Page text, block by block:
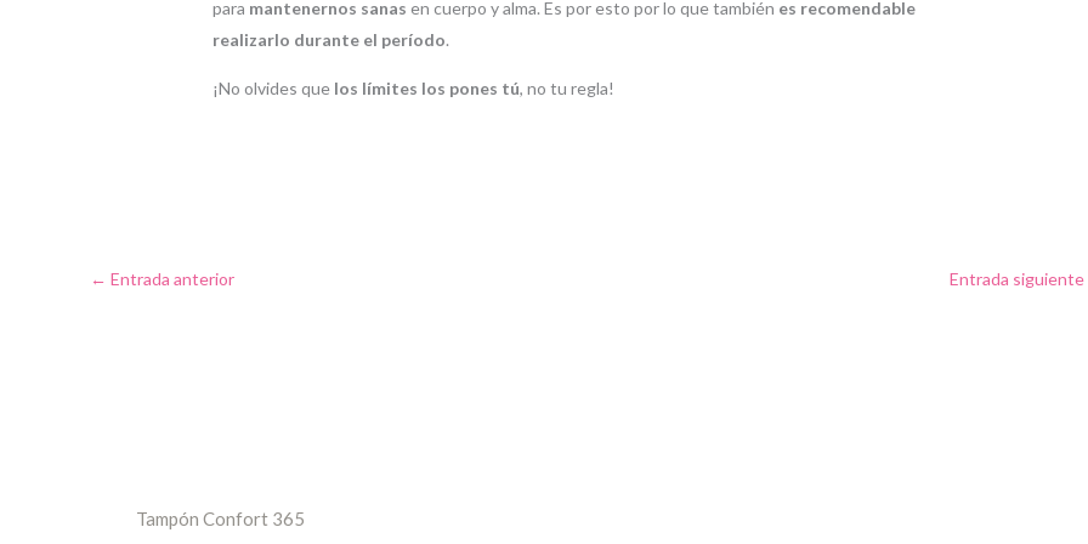
para mantenernos sanas en cuerpo y alma. Es por esto por lo que también es recomendable
realizarlo durante el período.
¡No olvides que los límites los pones tú, no tu regla!
← Entrada anterior Entrada siguiente
Tampón Confort 365